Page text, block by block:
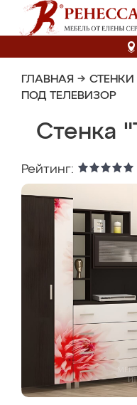
ГЛАВНАЯ →
ПОД ТЕЛЕВИЗОР
Стенка
Рейтинг: